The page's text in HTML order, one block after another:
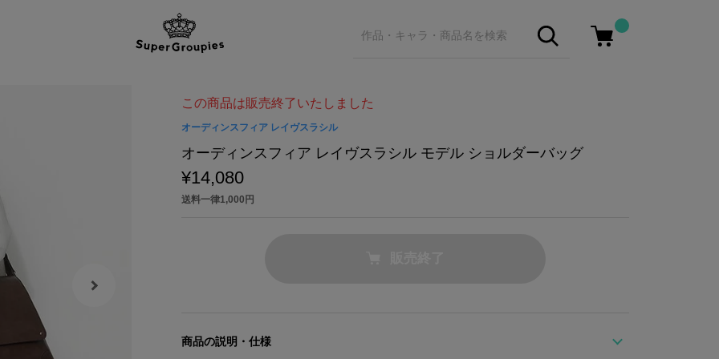
この商品は販売終了いたしました
オーディンスフィア レイヴスラシル
オーディンスフィア レイヴスラシル モデル ショルダーバッグ
¥14,080
送料一律1,000円
商品の説明・仕様